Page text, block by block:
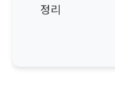
정리